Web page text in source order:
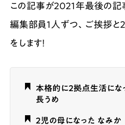
この記事が2021年最後の記
編集部員1人ずつ、ご挨拶
をします！
本格的に2拠点生活にな
長うめ
2児の母になった なみか